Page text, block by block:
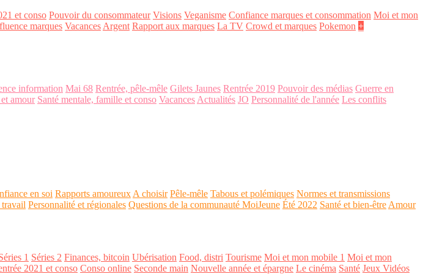
et conso Pouvoir du consommateur Visions Veganisme Confiance marques et consommation Moi et mon
marques Vacances Argent Rapport aux marques La TV Crowd et marques Pokemon +
information Mai 68 Rentrée, pêle-mêle Gilets Jaunes Rentrée 2019 Pouvoir des médias Guerre en
amour Santé mentale, famille et conso Vacances Actualités JO Personnalité de l'année Les conflits
en soi Rapports amoureux A choisir Pêle-mêle Tabous et polémiques Normes et transmissions
Personnalité et régionales Questions de la communauté MoiJeune Été 2022 Santé et bien-être Amour
1 Séries 2 Finances, bitcoin Ubérisation Food, distri Tourisme Moi et mon mobile 1 Moi et mon
2021 et conso Conso online Seconde main Nouvelle année et épargne Le cinéma Santé Jeux Vidéos